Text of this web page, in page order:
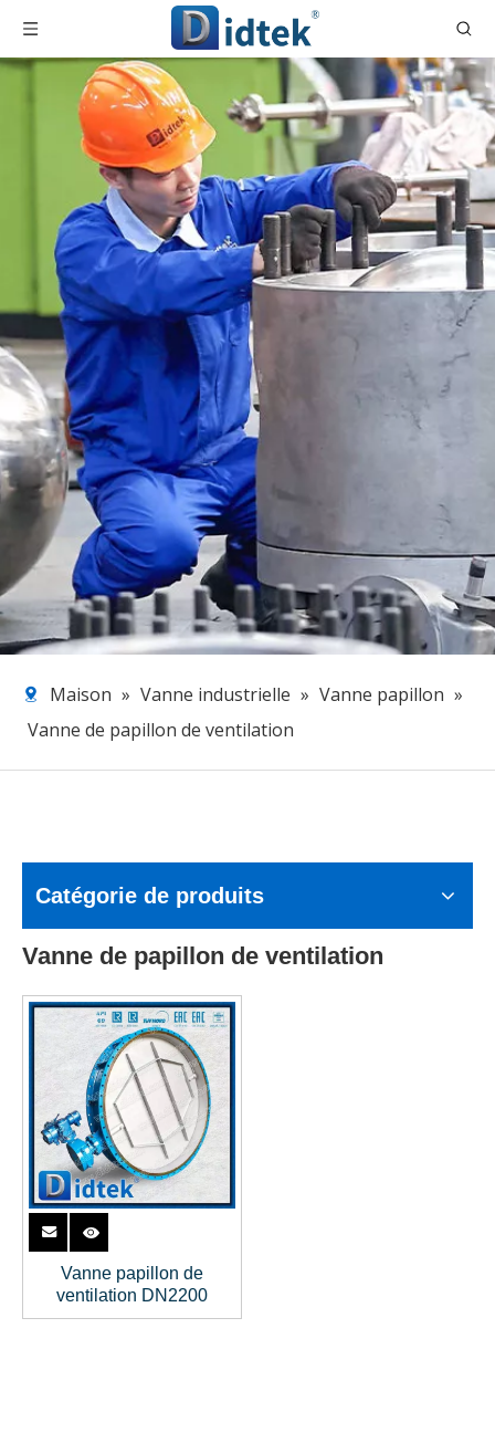
Maison » Vanne industrielle » Vanne papillon »
Vanne de papillon de ventilation
Catégorie de produits
Vanne de papillon de ventilation
Vanne papillon de
ventilation DN2200